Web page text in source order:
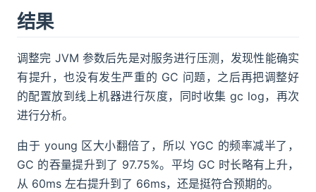
结果
调整完 JVM 参数后先是对服务进行压测，发现性能确实
有提升，也没有发生严重的 GC 问题，之后再把调整好
的配置放到线上机器进行灰度，同时收集 gc log，再次
进行分析。
由于 young 区大小翻倍了，所以 YGC 的频率减半了，
GC 的吞量提升到了 97.75%。平均 GC 时长略有上升，
从 60ms 左右提升到了 66ms，还是挺符合预期的。